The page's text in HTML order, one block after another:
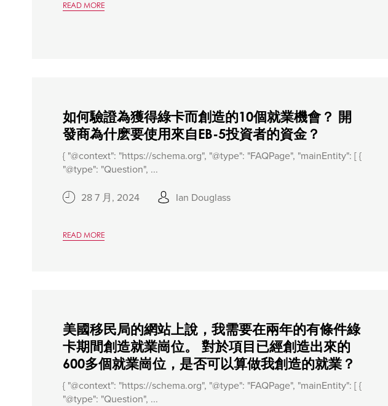
READ MORE
如何驗證為獲得綠卡而創造的10個就業機會？ 開
發商為什麽要使用來自EB-5投資者的資金？
{ "@context": "https://schema.org", "@type": "FAQPage", "mainEntity": [ {
"@type": "Question", ...
28 7 月, 2024 Ian Douglass
READ MORE
美國移民局的網站上說，我需要在兩年的有條件綠
卡期間創造就業崗位。 對於項目已經創造出來的
600多個就業崗位，是否可以算做我創造的就業？
{ "@context": "https://schema.org", "@type": "FAQPage", "mainEntity": [ {
"@type": "Question", ...